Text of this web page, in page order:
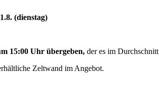
(dienstag)
15:00 Uhr übergeben, der es im Durchschnitt
Zeltwand im Angebot.